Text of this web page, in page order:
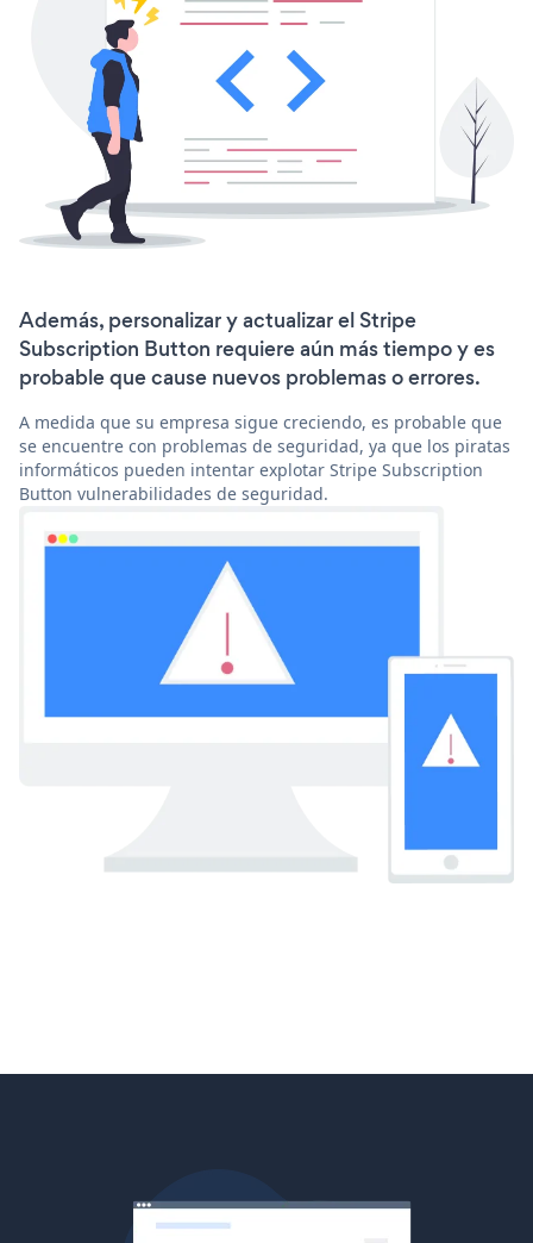
Además, personalizar y actualizar el Stripe
Subscription Button requiere aún más tiempo y es
probable que cause nuevos problemas o errores.
A medida que su empresa sigue creciendo, es probable que
se encuentre con problemas de seguridad, ya que los piratas
informáticos pueden intentar explotar Stripe Subscription
Button vulnerabilidades de seguridad.